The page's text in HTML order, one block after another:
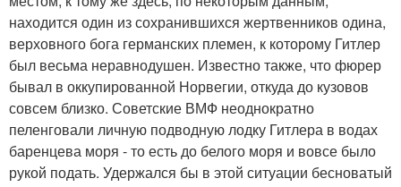
находится один из сохранившихся жертвенников одина,
верховного бога германских племен, к которому Гитлер
был весьма неравнодушен. Известно также, что фюрер
бывал в оккупированной Норвегии, откуда до кузовов
совсем близко. Советские ВМФ неоднократно
пеленговали личную подводную лодку Гитлера в водах
баренцева моря - то есть до белого моря и вовсе было
рукой подать. Удержался бы в этой ситуации бесноватый